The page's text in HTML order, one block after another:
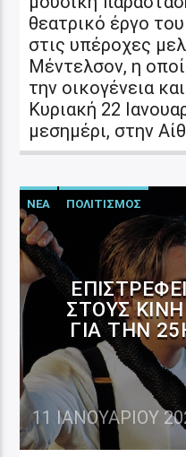
θεατρικό έργο
στις υπέροχες
Μέντελσον, η
την οικογένεια
Κυριακή 22
μεσημέρι, στην
ΝΕΑ ΠΟΛΙΤΙΣΜΟΣ
ΣΤΟΥΣ
ΓΙΑ ΤΗΝ
11 ΙΑΝΟΥΑΡΊΟΥ